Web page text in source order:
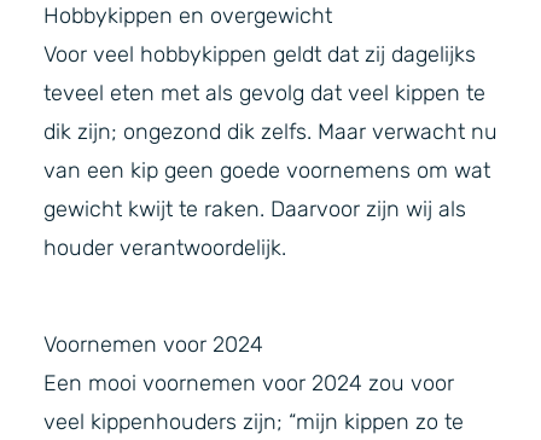
Hobbykippen en overgewicht
Voor veel hobbykippen geldt dat zij dagelijks
teveel eten met als gevolg dat veel kippen te
dik zijn; ongezond dik zelfs. Maar verwacht nu
van een kip geen goede voornemens om wat
gewicht kwijt te raken. Daarvoor zijn wij als
houder verantwoordelijk.
Voornemen voor 2024
Een mooi voornemen voor 2024 zou voor
veel kippenhouders zijn; “mijn kippen zo te